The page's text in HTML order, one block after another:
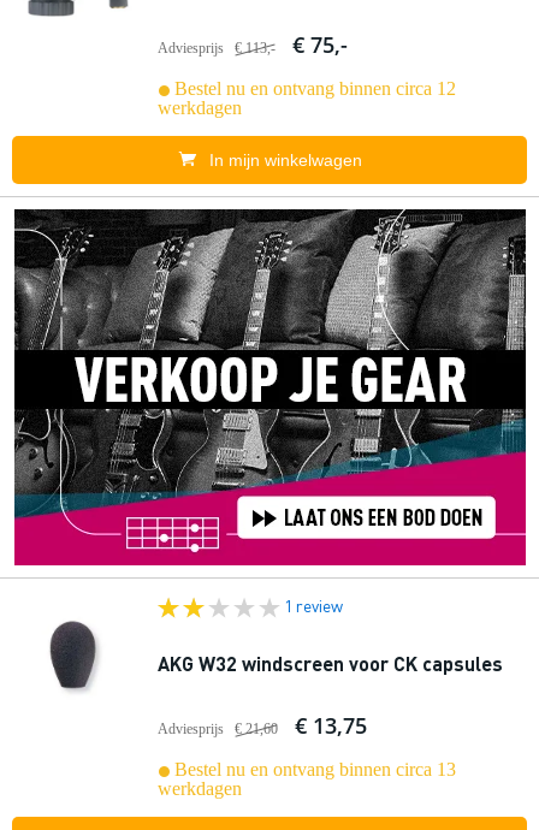
Adviesprijs € 113,- € 75,-
Bestel nu en ontvang binnen circa 12
werkdagen
In mijn winkelwagen
1 review
AKG W32 windscreen voor CK capsules
Adviesprijs € 21,60 € 13,75
Bestel nu en ontvang binnen circa 13
werkdagen